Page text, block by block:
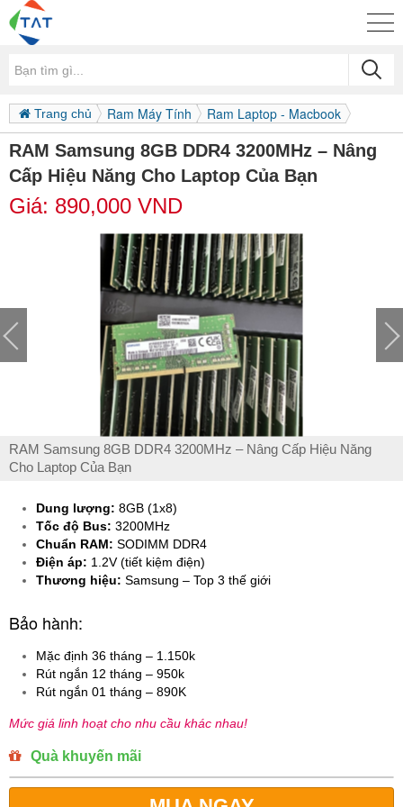
Trang chủ Ram Máy Tính Ram Laptop - Macbook
RAM Samsung 8GB DDR4 3200MHz – Nâng
Cấp Hiệu Năng Cho Laptop Của Bạn
Giá: 890,000 VND
RAM Samsung 8GB DDR4 3200MHz – Nâng Cấp Hiệu Năng
Cho Laptop Của Bạn
Dung lượng: 8GB (1x8)
Tốc độ Bus: 3200MHz
Chuẩn RAM: SODIMM DDR4
Điện áp: 1.2V (tiết kiệm điện)
Thương hiệu: Samsung – Top 3 thế giới
Bảo hành:
Mặc định 36 tháng – 1.150k
Rút ngắn 12 tháng – 950k
Rút ngắn 01 tháng – 890K
Mức giá linh hoạt cho nhu cầu khác nhau!
Quà khuyến mãi